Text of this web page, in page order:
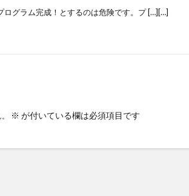
ログラム完成！とするのは危険です。プ […][…]
※ が付いている欄は必須項目です